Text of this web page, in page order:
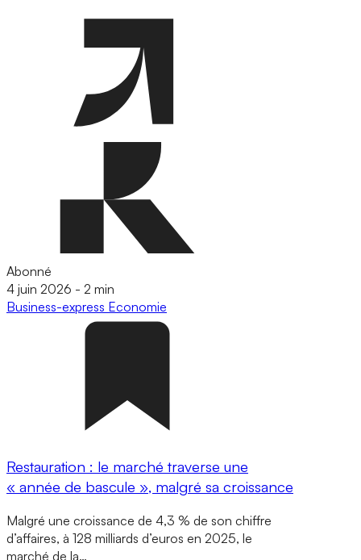
Abonné
4 juin 2026 - 2 min
Business-express Economie
Restauration : le marché traverse une
« année de bascule », malgré sa croissance
Malgré une croissance de 4,3 % de son chiffre
d’affaires, à 128 milliards d’euros en 2025, le
marché de la…